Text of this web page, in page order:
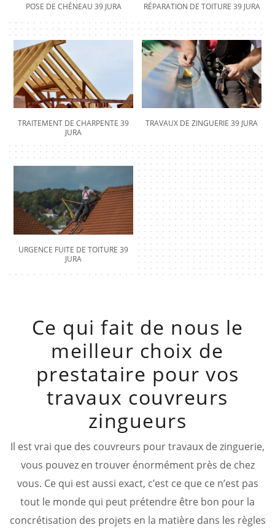
POSE DE CHÉNEAU 39 JURA RÉPARATION DE TOITURE 39 JURA
TRAITEMENT DE CHARPENTE 39
JURA
TRAVAUX DE ZINGUERIE 39 JURA
URGENCE FUITE DE TOITURE 39
JURA
Ce qui fait de nous le
meilleur choix de
prestataire pour vos
travaux couvreurs
zingueurs
Il est vrai que des couvreurs pour travaux de zinguerie,
vous pouvez en trouver énormément près de chez
vous. Ce qui est aussi exact, c’est ce que ce n’est pas
tout le monde qui peut prétendre être bon pour la
concrétisation des projets en la matière dans les règles